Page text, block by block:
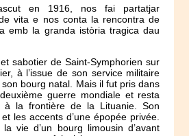
en 1916, nos fai partatjar
vita e nos conta la rencontra de
emb la granda istòria tragica dau
sabotier de Saint-Symphorien sur
à l’issue de son service militaire
bourg natal. Mais il fut pris dans
guerre mondiale et resta
à la frontière de la Lituanie. Son
les accents d’une épopée privée.
vie d’un bourg limousin d’avant